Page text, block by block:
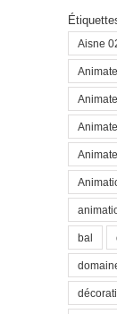
Aisne
bal